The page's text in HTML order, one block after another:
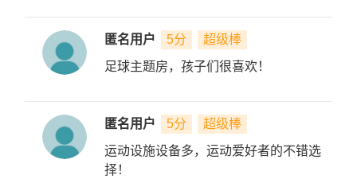
匿名用户 5分
超级棒
足球主题房，孩子们很喜欢！
匿名用户 5分
超级棒
运动设施设备多，运动爱好者的不错选
择！